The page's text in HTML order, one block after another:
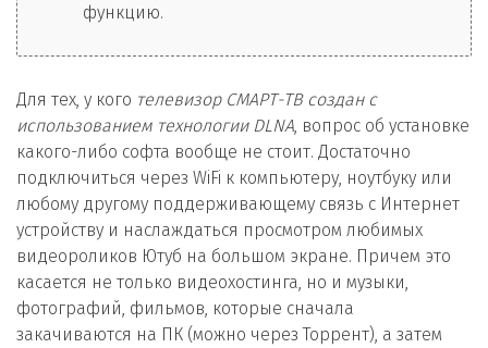
функцию.
Для тех, у кого телевизор СМАРТ-ТВ создан с
использованием технологии DLNA , вопрос об установке
какого-либо софта вообще не стоит. Достаточно
подключиться через WiFi к компьютеру, ноутбуку или
любому другому поддерживающему связь с Интернет
устройству и наслаждаться просмотром любимых
видеороликов Ютуб на большом экране. Причем это
касается не только видеохостинга, но и музыки,
фотографий, фильмов, которые сначала
закачиваются на ПК (можно через Торрент), а затем